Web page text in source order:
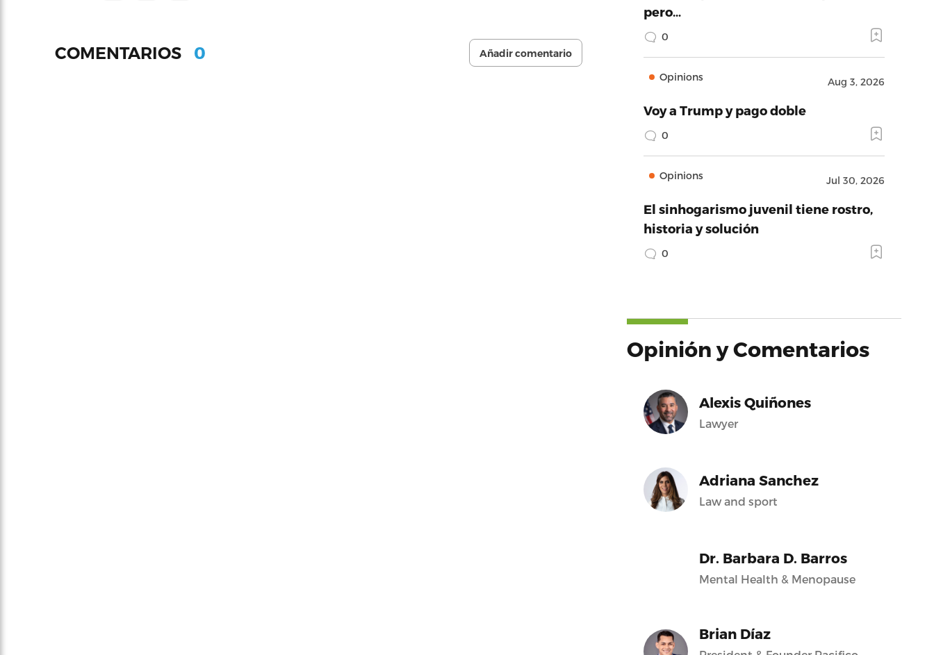
COMENTARIOS 0 Añadir comentario
pero…
0
Opinions Aug 3, 2026
Voy a Trump y pago doble
0
Opinions Jul 30, 2026
El sinhogarismo juvenil tiene rostro,
historia y solución
0
Opinión y Comentarios
Alexis Quiñones
Lawyer
Adriana Sanchez
Law and sport
Dr. Barbara D. Barros
Mental Health & Menopause
Brian Díaz